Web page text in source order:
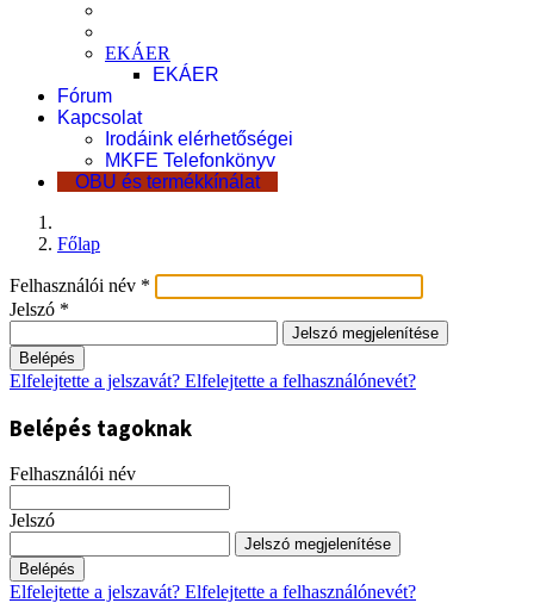
EKÁER
EKÁER
Fórum
Kapcsolat
Irodáink elérhetőségei
MKFE Telefonkönyv
OBU és termékkínálat
Főlap
Felhasználói név *
Jelszó *
Jelszó megjelenítése
Belépés
Elfelejtette a jelszavát? Elfelejtette a felhasználónevét?
Belépés tagoknak
Felhasználói név
Jelszó
Jelszó megjelenítése
Belépés
Elfelejtette a jelszavát? Elfelejtette a felhasználónevét?